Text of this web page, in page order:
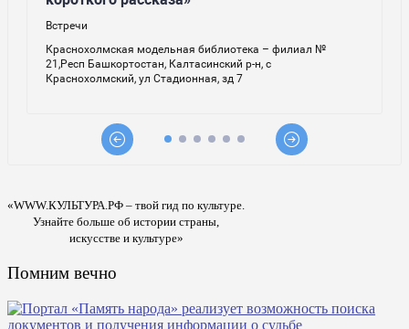
«WWW.КУЛЬТУРА.РФ – твой гид по культуре.
Узнайте больше об истории страны,
искусстве и культуре»
Помним вечно